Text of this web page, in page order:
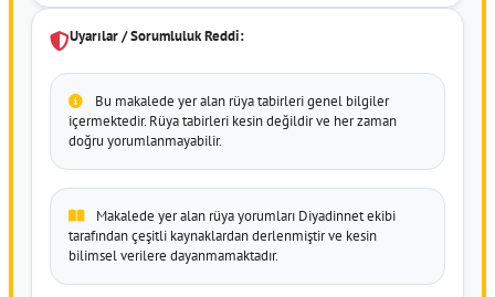
Uyarılar / Sorumluluk Reddi:
Bu makalede yer alan rüya tabirleri genel bilgiler
içermektedir. Rüya tabirleri kesin değildir ve her zaman
doğru yorumlanmayabilir.
Makalede yer alan rüya yorumları Diyadinnet ekibi
tarafından çeşitli kaynaklardan derlenmiştir ve kesin
bilimsel verilere dayanmamaktadır.